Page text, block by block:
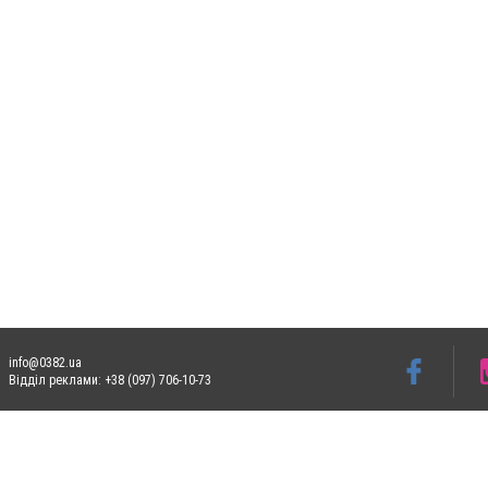
info@0382.ua
Відділ реклами: +38 (097) 706-10-73